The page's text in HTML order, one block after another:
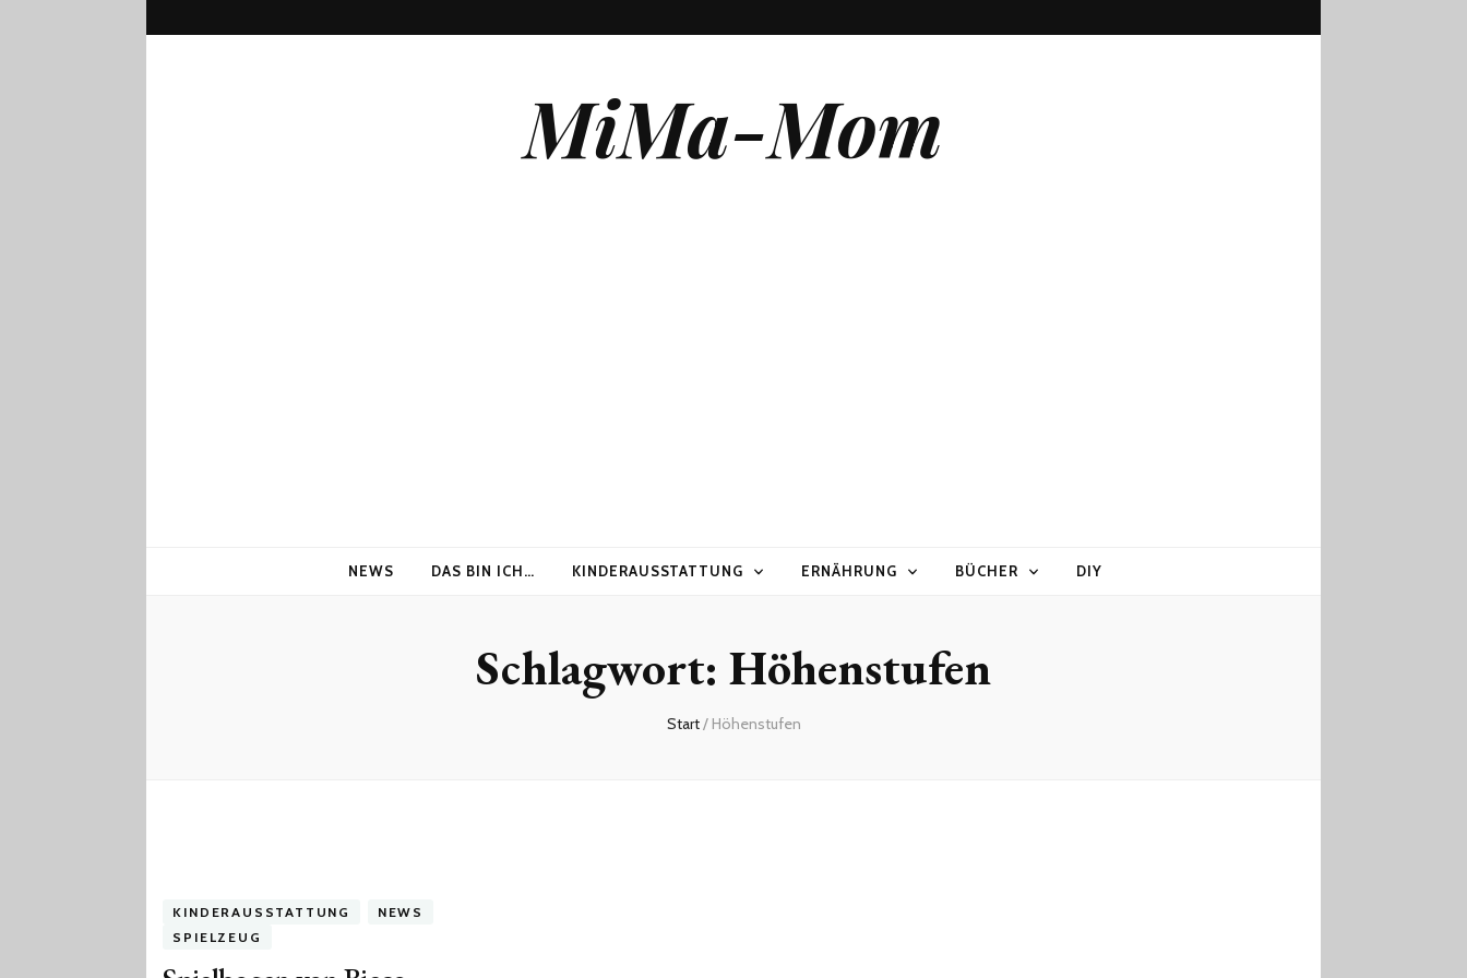
MiMa-Mom
NEWS DAS BIN ICH… KINDERAUSSTATTUNG ERNÄHRUNG BÜCHER DIY
Schlagwort: Höhenstufen
Start/ Höhenstufen
KINDERAUSSTATTUNG
NEWS
SPIELZEUG